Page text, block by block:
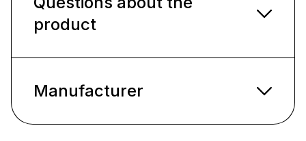
product
Manufacturer